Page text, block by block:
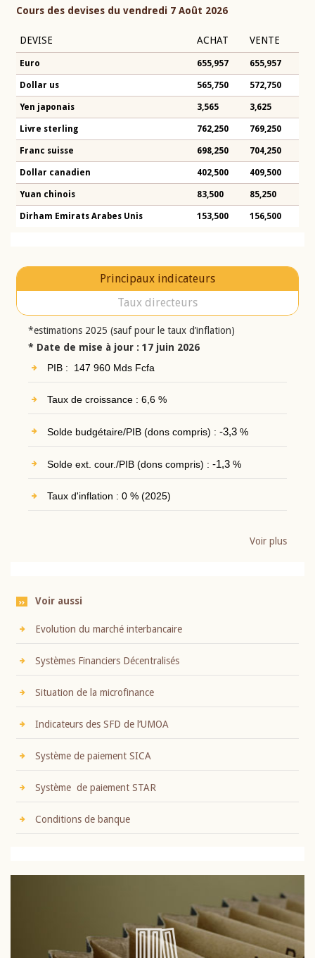
Cours des devises du vendredi 7 Août 2026
DEVISE ACHAT VENTE
Euro 655,957 655,957
Dollar us 565,750 572,750
Yen japonais 3,565 3,625
Livre sterling 762,250 769,250
Franc suisse 698,250 704,250
Dollar canadien 402,500 409,500
Yuan chinois 83,500 85,250
Dirham Emirats Arabes Unis 153,500 156,500
Principaux indicateurs
Taux directeurs
*estimations 2025 (sauf pour le taux d’inflation)
* Date de mise à jour : 17 juin 2026
PIB : 147 960 Mds Fcfa
Taux de croissance : 6,6 %
Solde budgétaire/PIB (dons compris) : -3,3%
Solde ext. cour./PIB (dons compris) : -1,3%
Taux d'inflation : 0 % (2025)
Voir plus
Voir aussi
Evolution du marché interbancaire
Systèmes Financiers Décentralisés
Situation de la microfinance
Indicateurs des SFD de l’UMOA
Système de paiement SICA
Système de paiement STAR
Conditions de banque